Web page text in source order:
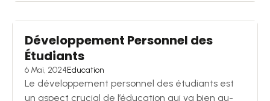
Développement Personnel des
Étudiants
6 Mai, 2024Education
Le développement personnel des étudiants est
un aspect crucial de l’éducation qui va bien au-